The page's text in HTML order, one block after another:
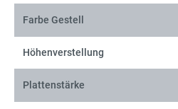
Farbe Gestell
Höhenverstellung
Plattenstärke